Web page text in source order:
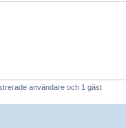
användare och 1 gäst